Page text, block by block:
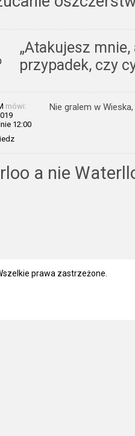
„Atakujesz
przypadek, czy
mówi:
12:00
Nie gralem w
a nie
prawa zastrzeżone.